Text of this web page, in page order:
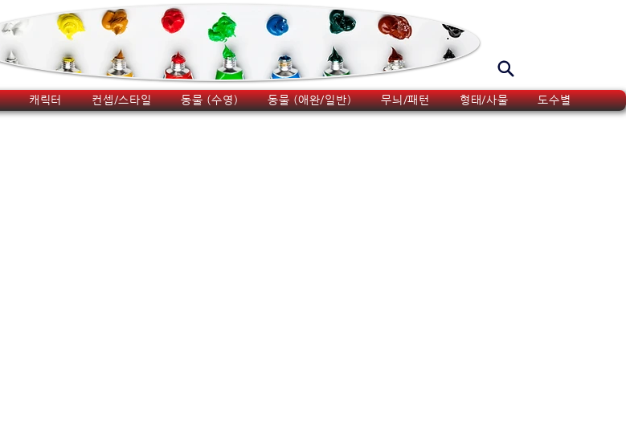
캐릭터 컨셉/스타일 동물 (수영) 동물 (애완/일반) 무늬/패턴 형태/사물 도수별